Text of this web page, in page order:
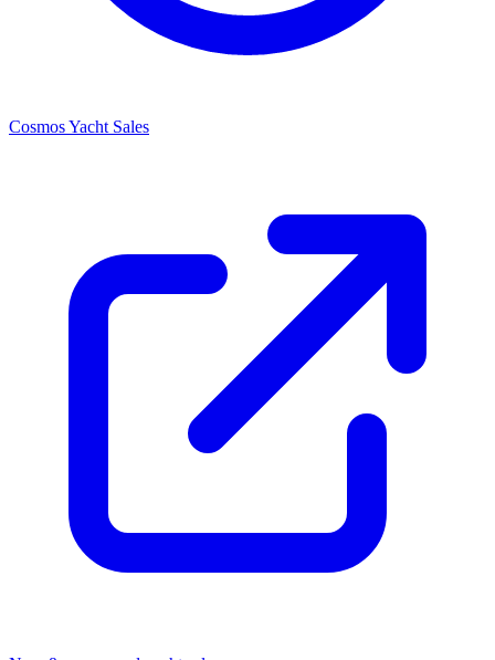
Cosmos Yacht Sales